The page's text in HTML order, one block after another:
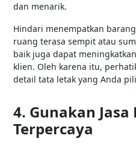
dan menarik.
Hindari menempatkan
ruang terasa sempit atau
baik juga dapat
klien. Oleh karena itu,
detail tata letak yang Anda
4. Gunakan
Terpercaya